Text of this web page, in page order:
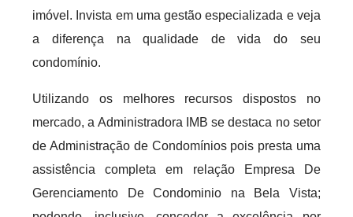
imóvel. Invista em uma gestão especializada e veja
a diferença na qualidade de vida do seu
condomínio.
Utilizando os melhores recursos dispostos no
mercado, a Administradora IMB se destaca no setor
de Administração de Condomínios pois presta uma
assistência completa em relação Empresa De
Gerenciamento De Condominio na Bela Vista;